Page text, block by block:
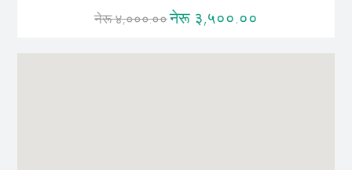
नेरू ४,०००.००नेरू ३,५००.००